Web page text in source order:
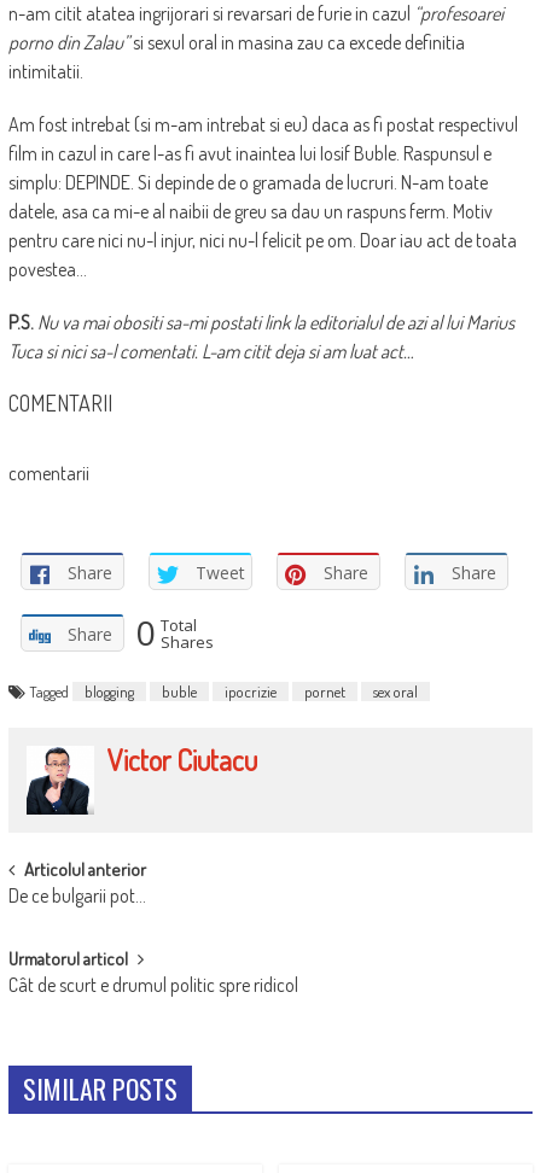
n-am citit atatea ingrijorari si revarsari de furie in cazul “profesoarei
porno din Zalau”si sexul oral in masina zau ca excede definitia
intimitatii.
Am fost intrebat (si m-am intrebat si eu) daca as fi postat respectivul
film in cazul in care l-as fi avut inaintea lui Iosif Buble. Raspunsul e
simplu: DEPINDE. Si depinde de o gramada de lucruri. N-am toate
datele, asa ca mi-e al naibii de greu sa dau un raspuns ferm. Motiv
pentru care nici nu-l injur, nici nu-l felicit pe om. Doar iau act de toata
povestea…
P.S. Nu va mai obositi sa-mi postati link la editorialul de azi al lui Marius
Tuca si nici sa-l comentati. L-am citit deja si am luat act…
COMENTARII
comentarii
Share Tweet Share Share
Share 0 Total
Shares
Tagged blogging buble ipocrizie pornet sex oral
Victor Ciutacu
POST
NAVIGATION
Articolul anterior
De ce bulgarii pot…
Urmatorul articol
Cât de scurt e drumul politic spre ridicol
SIMILAR POSTS